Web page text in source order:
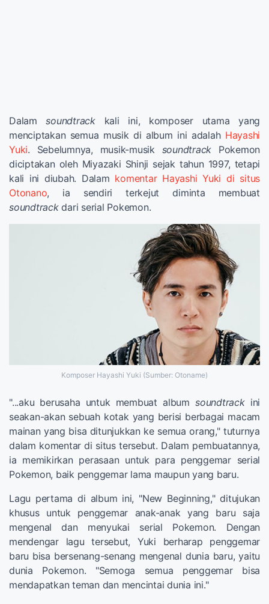
Dalamsoundtrackkali ini, komposer utama yang
menciptakan semua musik di album ini adalah Hayashi
Yuki. Sebelumnya, musik-musik soundtrack Pokemon
diciptakan oleh Miyazaki Shinji sejak tahun 1997, tetapi
kali ini diubah. Dalam komentar Hayashi Yuki di situs
Otonano, ia sendiri terkejut diminta membuat
soundtrackdari serial Pokemon.
Komposer Hayashi Yuki (Sumber: Otoname)
"...aku berusaha untuk membuat albumsoundtrackini
seakan-akan sebuah kotak yang berisi berbagai macam
mainan yang bisa ditunjukkan ke semua orang," tuturnya
dalam komentar di situs tersebut. Dalam pembuatannya,
ia memikirkan perasaan untuk para penggemar serial
Pokemon, baik penggemar lama maupun yang baru.
Lagu pertama di album ini, "New Beginning," ditujukan
khusus untuk penggemar anak-anak yang baru saja
mengenal dan menyukai serial Pokemon. Dengan
mendengar lagu tersebut, Yuki berharap penggemar
baru bisa bersenang-senang mengenal dunia baru, yaitu
dunia Pokemon. "Semoga semua penggemar bisa
mendapatkan teman dan mencintai dunia ini."